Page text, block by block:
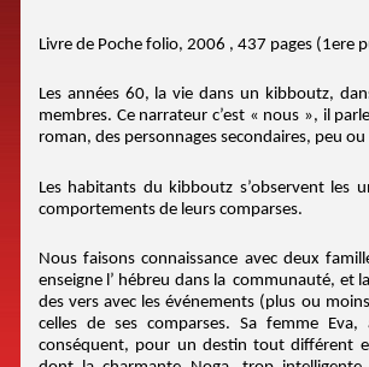
Livre de Poche folio, 2006 , 437 pages (1ere
Les années 60, la vie dans un kibboutz,
membres. Ce narrateur c’est « nous », il
roman, des personnages secondaires, peu
Les habitants du kibboutz s’observent les
comportements de leurs comparses.
Nous faisons connaissance avec deux
enseigne l’ hébreu dans la communauté, et
des vers avec les événements (plus ou
celles de ses comparses. Sa femme
conséquent, pour un destin tout différent